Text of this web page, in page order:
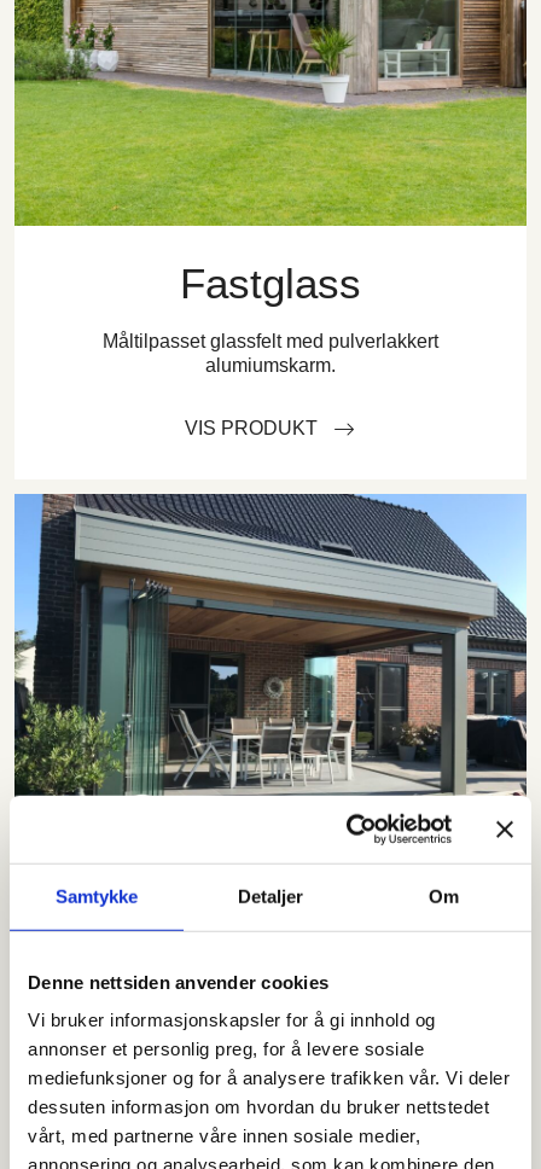
Samtykke Detaljer Om
Denne nettsiden anvender cookies
Vi bruker informasjonskapsler for å gi innhold og
annonser et personlig preg, for å levere sosiale
mediefunksjoner og for å analysere trafikken vår. Vi deler
dessuten informasjon om hvordan du bruker nettstedet
vårt, med partnerne våre innen sosiale medier,
annonsering og analysearbeid, som kan kombinere den
Fastglass
Måltilpasset glassfelt med pulverlakkert
alumiumskarm.
VIS PRODUKT
Rammeløse foldedører med mulighet til å åpne opp
hele veggpartier.
VIS PRODUKT